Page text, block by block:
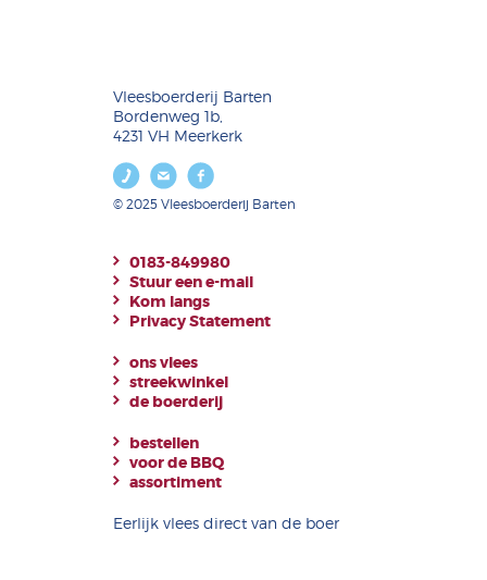
Vleesboerderij Barten
Bordenweg 1b,
4231 VH Meerkerk
© 2025 Vleesboerderij Barten
0183-849980
Stuur een e-mail
Kom langs
Privacy Statement
ons vlees
streekwinkel
de boerderij
bestellen
voor de BBQ
assortiment
Eerlijk vlees direct van de boer